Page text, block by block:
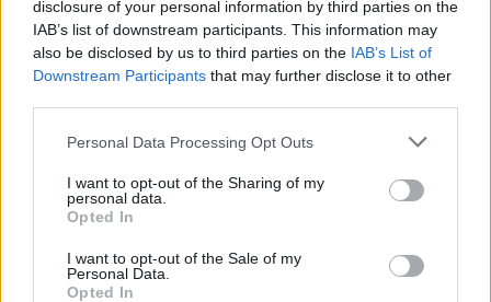
disclosure of your personal information by third parties on the
IAB’s list of downstream participants. This information may
also be disclosed by us to third parties on the IAB’s List of
Downstream Participants that may further disclose it to other
Please note that this website/app uses one or more Google
not limited to your visit or usage behaviour. You may click to
grant or deny consent to Google and its third-party tags to
use your data for below specified purposes in below Google
consent section.
Personal Data Processing Opt Outs
I want to opt-out of the Sharing of my
personal data.
Opted In
I want to opt-out of the Sale of my
Personal Data.
Opted In